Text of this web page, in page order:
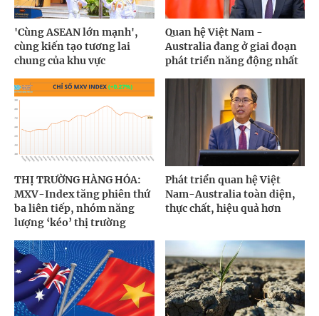
'Cùng ASEAN lớn mạnh',
cùng kiến tạo tương lai
chung của khu vực
Quan hệ Việt Nam -
Australia đang ở giai đoạn
phát triển năng động nhất
THỊ TRƯỜNG HÀNG HÓA:
MXV-Index tăng phiên thứ
ba liên tiếp, nhóm năng
lượng ‘kéo’ thị trường
Phát triển quan hệ Việt
Nam-Australia toàn diện,
thực chất, hiệu quả hơn